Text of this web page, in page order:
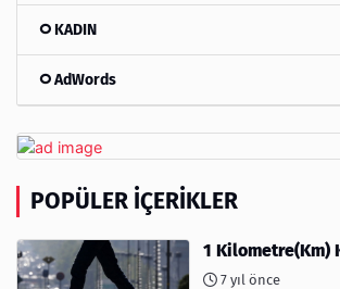
KADIN
AdWords
POPÜLER İÇERIKLER
1 Kilometre(Km)
7 yıl önce